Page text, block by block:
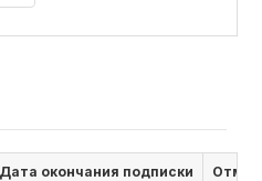
Дата окончания подписки